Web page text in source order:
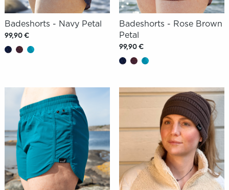
Badeshorts - Navy Petal
99,90 €
Badeshorts - Rose Brown
Petal
99,90 €